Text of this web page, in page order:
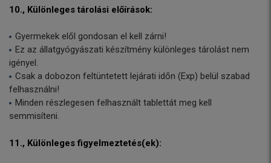
10., Különleges tárolási előírások:
Gyermekek elől gondosan el kell zárni!
Ez az állatgyógyászati készítmény különleges tárolást nem
igényel.
Csak a dobozon feltüntetett lejárati időn (Exp) belül szabad
felhasználni!
Minden részlegesen felhasznált tablettát meg kell
semmisíteni.
11., Különleges figyelmeztetés(ek):